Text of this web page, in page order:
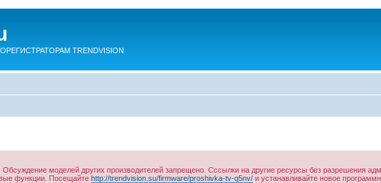
TRENDVISION
моделей других производителей запрещено. Сссылки на другие ресурсы без разрешения
функции. Посещайте http://trendvision.su/firmware/proshivka-tv-q5nv/ и устанавливайте новое